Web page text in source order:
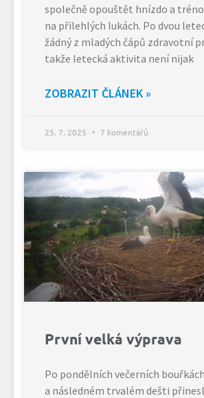
společně opouštět hnízdo a
na přilehlých lukách. Po dvou
žádný z mladých čápů zdravotní
takže letecká aktivita není nijak
ZOBRAZIT ČLÁNEK »
25. 7. 2025 7 komentářů
První velká výprava
Po pondělních večerních bouřkách
a následném trvalém dešti